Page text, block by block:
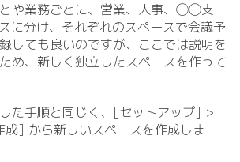
や業務ごとに、営業、人事、◯◯支
に分け、それぞれのスペースで会議予
しても良いのですが、ここでは説明を
め、新しく独立したスペースを作って
た手順と同じく、[セットアップ] >
] から新しいスペースを作成しま